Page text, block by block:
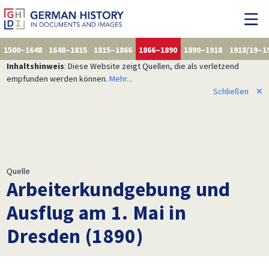
1500–1648 1648–1815 1815–1866 1866–1890 1890–1918
1918/
Inhaltshinweis: Diese Website zeigt Quellen, die als verletzend
empfunden werden können. Mehr...
Schließen
✕
Quelle
Arbeiterkundgebung und
Ausflug am 1. Mai in
Dresden (1890)